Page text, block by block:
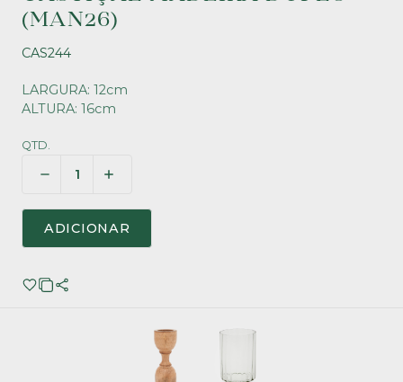
(MAN26)
CAS244
LARGURA: 12cm
ALTURA: 16cm
QTD.
ADICIONAR